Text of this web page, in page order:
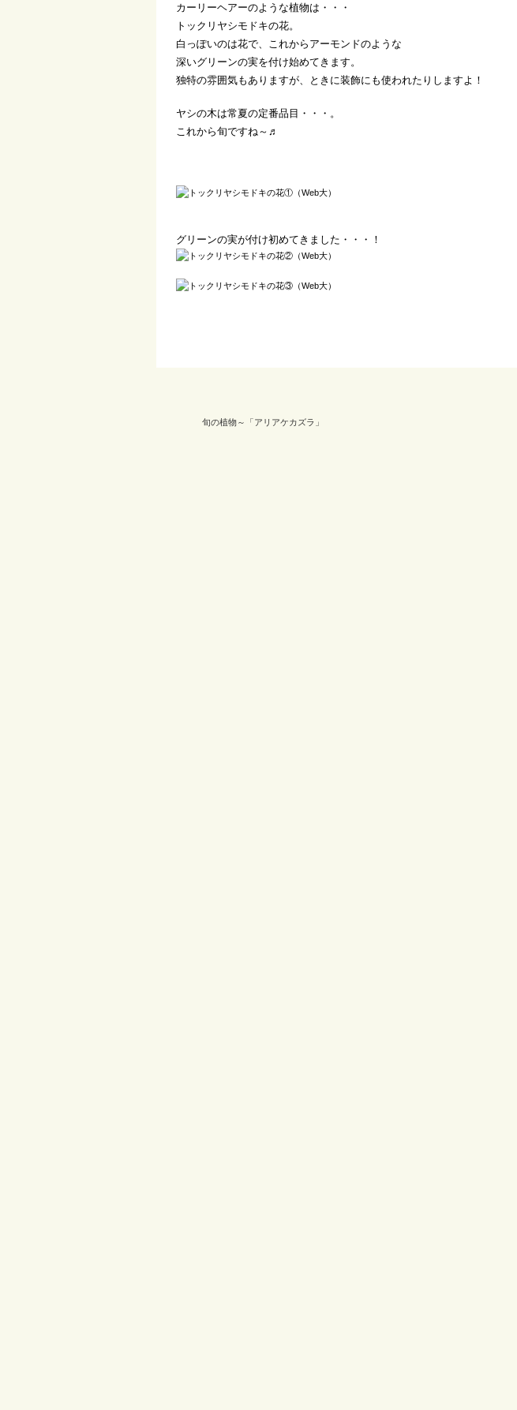
カーリーヘアーのような植物は・・・
トックリヤシモドキの花。
白っぽいのは花で、これからアーモンドのような
深いグリーンの実を付け始めてきます。
独特の雰囲気もありますが、ときに装飾にも使われたりしますよ！
ヤシの木は常夏の定番品目・・・。
これから旬ですね～♬
グリーンの実が付け初めてきました・・・！
旬の植物～「アリアケカズラ」